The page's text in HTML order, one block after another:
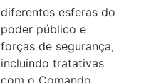
diferentes esferas do
poder público e
forças de segurança,
incluindo tratativas